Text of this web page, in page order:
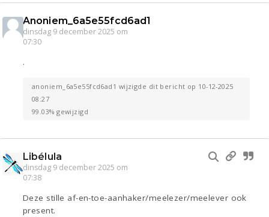
Anoniem_6a5e55fcd6ad1
dinsdag 9 december 2025 om
07:30
.
anoniem_6a5e55fcd6ad1 wijzigde dit bericht op 10-12-2025
08:27
99.03% gewijzigd
Libélula
dinsdag 9 december 2025 om
07:38
Deze stille af-en-toe-aanhaker/meelezer/meelever ook
present.